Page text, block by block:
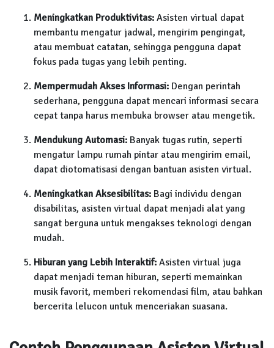
Meningkatkan Produktivitas: Asisten virtual dapat
membantu mengatur jadwal, mengirim pengingat,
atau membuat catatan, sehingga pengguna dapat
fokus pada tugas yang lebih penting.
Mempermudah Akses Informasi: Dengan perintah
sederhana, pengguna dapat mencari informasi secara
cepat tanpa harus membuka browser atau mengetik.
Mendukung Automasi: Banyak tugas rutin, seperti
mengatur lampu rumah pintar atau mengirim email,
dapat diotomatisasi dengan bantuan asisten virtual.
Meningkatkan Aksesibilitas: Bagi individu dengan
disabilitas, asisten virtual dapat menjadi alat yang
sangat berguna untuk mengakses teknologi dengan
mudah.
Hiburan yang Lebih Interaktif: Asisten virtual juga
dapat menjadi teman hiburan, seperti memainkan
musik favorit, memberi rekomendasi film, atau bahkan
bercerita lelucon untuk menceriakan suasana.